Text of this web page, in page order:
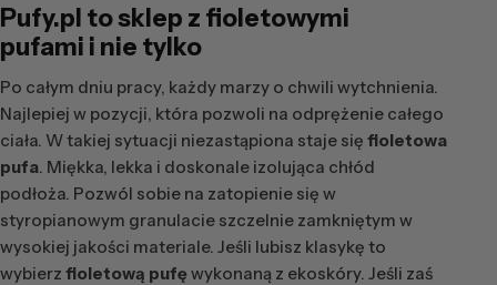
Pufy.pl to sklep z fioletowymi
pufami i nie tylko
Po całym dniu pracy, każdy marzy o chwili wytchnienia.
Najlepiej w pozycji, która pozwoli na odprężenie całego
ciała. W takiej sytuacji niezastąpiona staje się fioletowa
pufa. Miękka, lekka i doskonale izolująca chłód
podłoża. Pozwól sobie na zatopienie się w
styropianowym granulacie szczelnie zamkniętym w
wysokiej jakości materiale. Jeśli lubisz klasykę to
wybierz fioletową pufę wykonaną z ekoskóry. Jeśli zaś